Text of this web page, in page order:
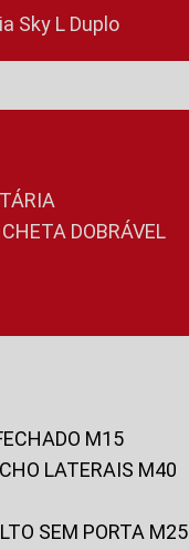
Sky L Duplo
DOBRÁVEL
M15
LATERAIS M40
SEM PORTA M25